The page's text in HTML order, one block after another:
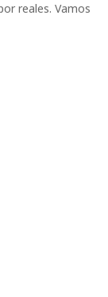
reales. Vamos